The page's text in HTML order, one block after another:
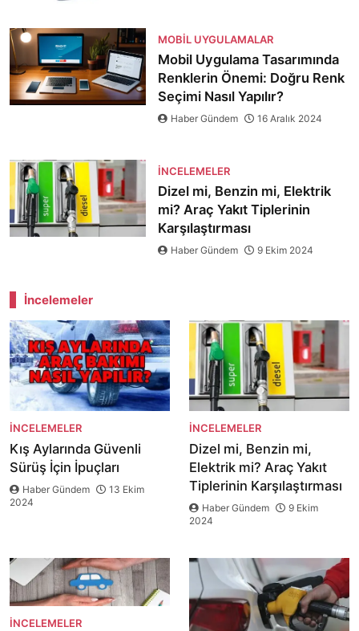
MOBIL UYGULAMALAR
Mobil Uygulama Tasarımında
Renklerin Önemi: Doğru Renk
Seçimi Nasıl Yapılır?
Haber Gündem 16 Aralık 2024
İNCELEMELER
Dizel mi, Benzin mi, Elektrik
mi? Araç Yakıt Tiplerinin
Karşılaştırması
Haber Gündem 9 Ekim 2024
İncelemeler
İNCELEMELER
Kış Aylarında Güvenli
Sürüş İçin İpuçları
Haber Gündem
13 Ekim
2024
İNCELEMELER
Dizel mi, Benzin mi,
Elektrik mi? Araç Yakıt
Tiplerinin Karşılaştırması
Haber Gündem
9 Ekim
2024
İNCELEMELER